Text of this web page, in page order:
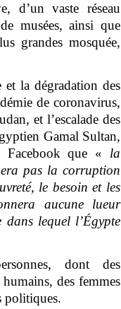
d’un vaste réseau
musées, ainsi que
grandes mosquée,
la dégradation des
de coronavirus,
et l’escalade des
Gamal Sultan,
Facebook que « la
pas la corruption
le besoin et les
aucune lueur
lequel l’Égypte
dont des
des femmes
politiques.